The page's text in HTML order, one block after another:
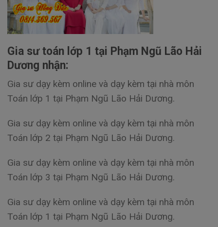
Gia sư toán lớp 1 tại Phạm Ngũ Lão Hải
Dương nhận:
Gia sư dạy kèm online và dạy kèm tại nhà môn
Toán lớp 1 tại Phạm Ngũ Lão Hải Dương.
Gia sư dạy kèm online và dạy kèm tại nhà môn
Toán lớp 2 tại Phạm Ngũ Lão Hải Dương.
Gia sư dạy kèm online và dạy kèm tại nhà môn
Toán lớp 3 tại Phạm Ngũ Lão Hải Dương.
Gia sư dạy kèm online và dạy kèm tại nhà môn
Toán lớp 1 tại Phạm Ngũ Lão Hải Dương.